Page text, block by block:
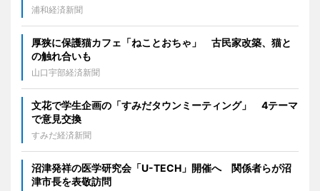
浦和経済新聞
厚狭に保護猫カフェ「ねことおちゃ」 古民家改築、猫と
の触れ合いも
山口宇部経済新聞
文花で学生企画の「すみだタウンミーティング」 4テーマ
で意見交換
すみだ経済新聞
沼津発祥の医学研究会「U-TECH」開催へ 関係者らが沼
津市長を表敬訪問